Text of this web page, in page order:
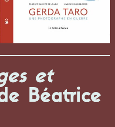
et
Béatrice